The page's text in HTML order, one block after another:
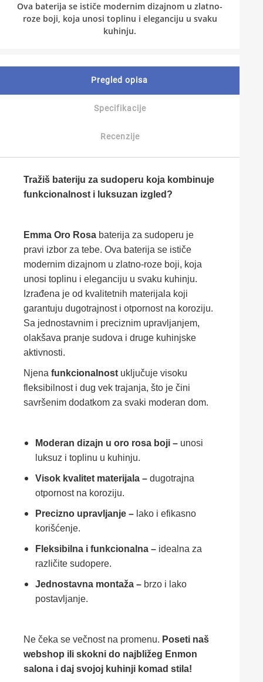
Ova baterija se ističe modernim dizajnom u zlatno-
roze boji, koja unosi toplinu i eleganciju u svaku
kuhinju.
Pregled opisa
Specifikacije
Recenzije
Tražiš bateriju za sudoperu koja kombinuje
funkcionalnost i luksuzan izgled?
Emma Oro Rosa baterija za sudoperu je
pravi izbor za tebe. Ova baterija se ističe
modernim dizajnom u zlatno-roze boji, koja
unosi toplinu i eleganciju u svaku kuhinju.
Izrađena je od kvalitetnih materijala koji
garantuju dugotrajnost i otpornost na koroziju.
Sa jednostavnim i preciznim upravljanjem,
olakšava pranje sudova i druge kuhinjske
aktivnosti.
Njena funkcionalnost uključuje visoku
fleksibilnost i dug vek trajanja, što je čini
savršenim dodatkom za svaki moderan dom.
Moderan dizajn u oro rosa boji – unosi
luksuz i toplinu u kuhinju.
Visok kvalitet materijala – dugotrajna
otpornost na koroziju.
Precizno upravljanje – lako i efikasno
korišćenje.
Fleksibilna i funkcionalna – idealna za
različite sudopere.
Jednostavna montaža – brzo i lako
postavljanje.
Ne čeka se večnost na promenu. Poseti naš
webshop ili skokni do najbližeg Enmon
salona i daj svojoj kuhinji komad stila!